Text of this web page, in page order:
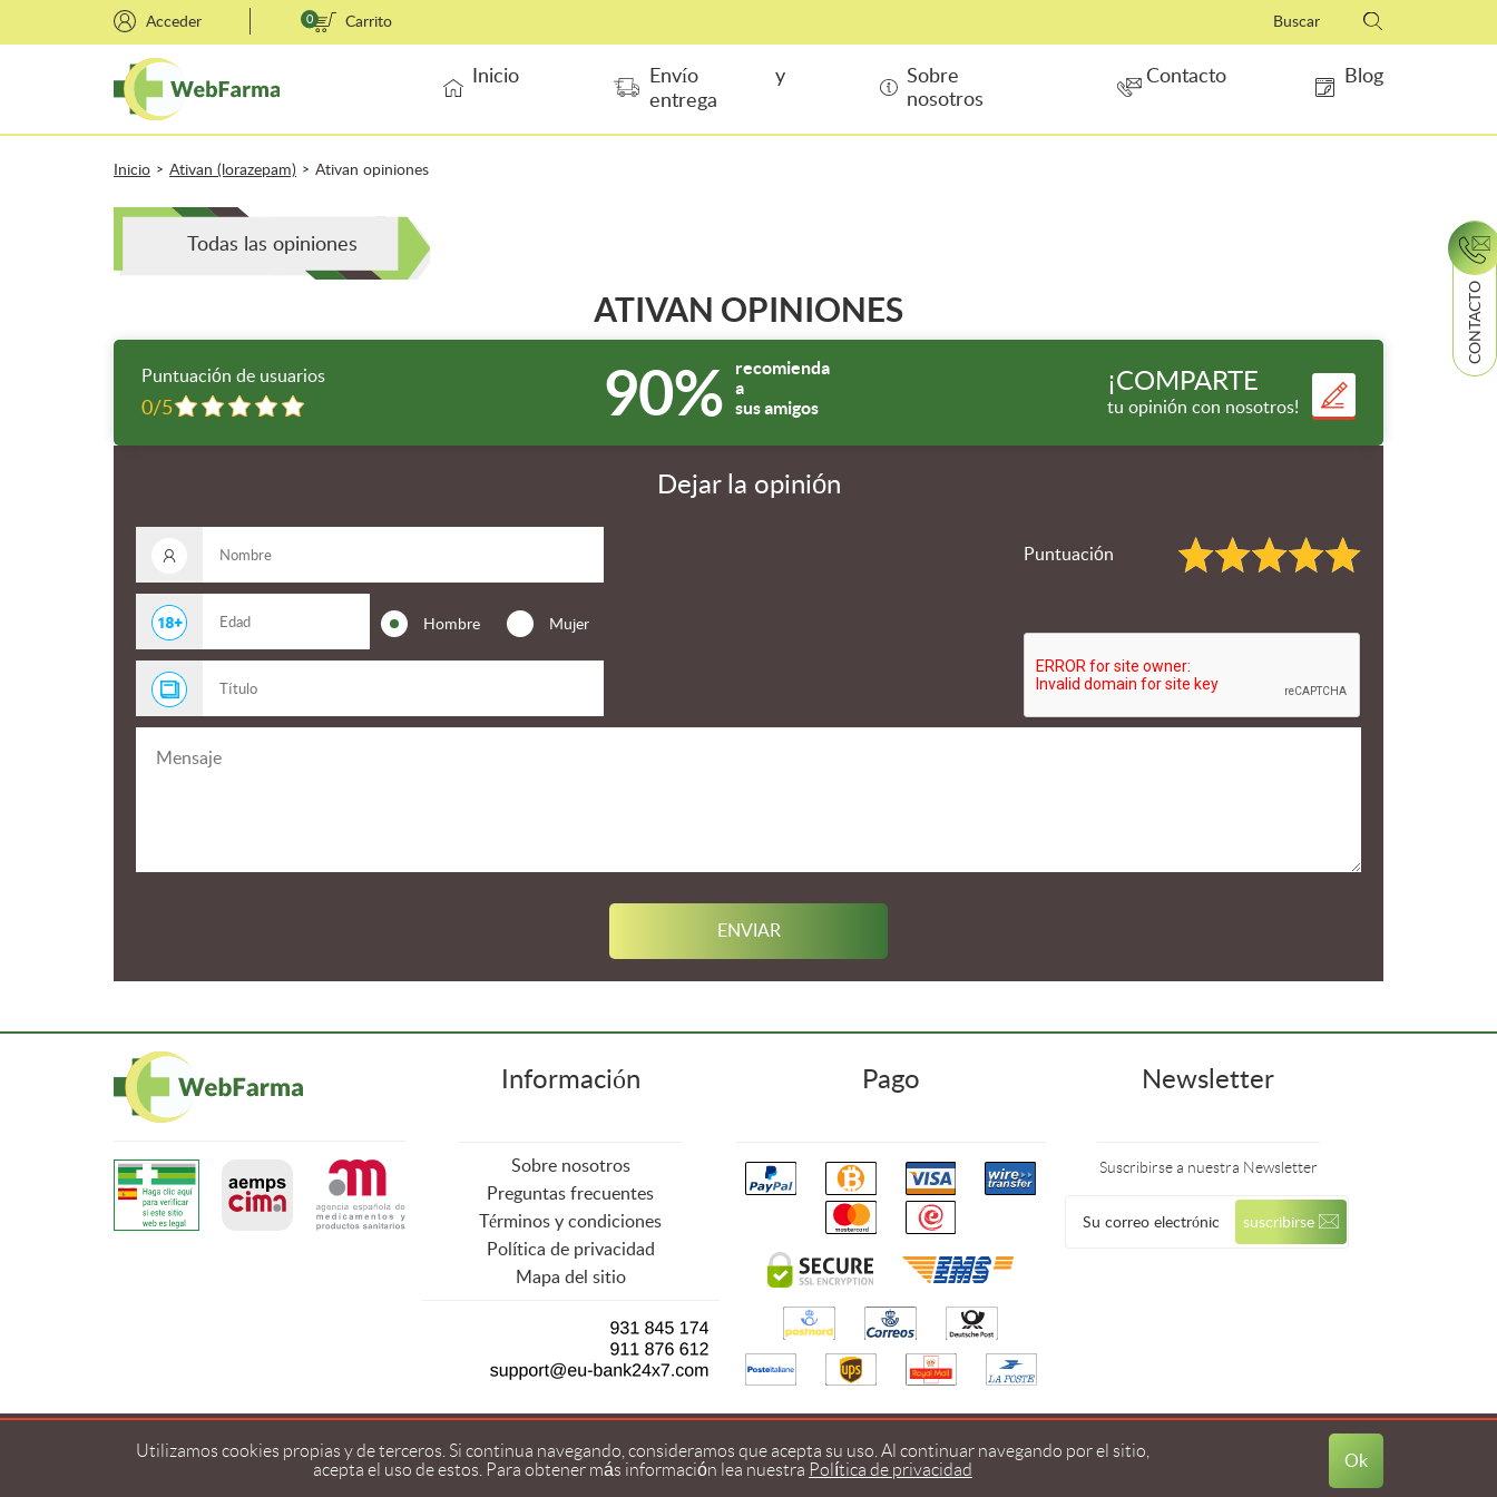
CONTACTO
Acceder 0 Carrito
Inicio
Envío y
entrega
Sobre
nosotros
Contacto Blog
Inicio > Ativan (lorazepam) > Ativan opiniones
Todas las opiniones
ATIVAN OPINIONES
Puntuación de usuarios
0/5 90%
recomienda
a
sus amigos
¡COMPARTE
tu opinión con nosotros!
Dejar la opinión
Hombre Mujer
Puntuación
Información
Sobre nosotros
Preguntas frecuentes
Términos y condiciones
Política de privacidad
Mapa del sitio
Pago Newsletter
Suscribirse a nuestra Newsletter
Utilizamos cookies propias y de terceros. Si continua navegando, consideramos que acepta su uso. Al continuar navegando por el sitio,
acepta el uso de estos. Para obtener más información lea nuestra Política de privacidad Ok